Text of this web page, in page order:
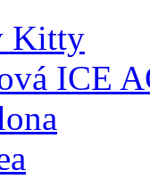
Kitty
ICE